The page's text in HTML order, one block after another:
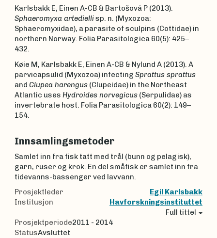
Karlsbakk E, Einen A-CB & Bartošová P (2013).
Sphaeromyxa artediellisp. n. (Myxozoa:
Sphaeromyxidae), a parasite of sculpins (Cottidae) in
northern Norway. Folia Parasitologica 60(5): 425–
432.
Køie M, Karlsbakk E, Einen A-CB & Nylund A (2013). A
parvicapsulid (Myxozoa) infecting Sprattus sprattus
and Clupea harengus (Clupeidae) in the Northeast
Atlantic uses Hydroides norvegicus (Serpulidae) as
invertebrate host. Folia Parasitologica 60(2): 149–
154.
Innsamlingsmetoder
Samlet inn fra fisk tatt med trål (bunn og pelagisk),
garn, ruser og krok. En del småfisk er samlet inn fra
tidevanns-bassenger ved lavvann.
Prosjektleder
Egil Karlsbakk
Institusjon
Havforskningsinstituttet
Full tittel
Prosjektperiode2011 - 2014
StatusAvsluttet